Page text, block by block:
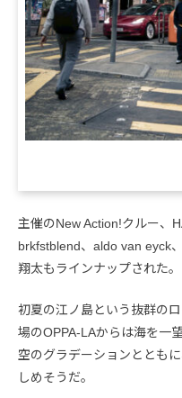
主催のNew Action!クルー、
brkfstblend、aldo van eyck
翔太もラインナップされた。
初夏の江ノ島という抜群の
場のOPPA-LAからは海を一
空のグラデーションととも
しめそうだ。